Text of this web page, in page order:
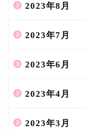
2023年8月
2023年7月
2023年6月
2023年4月
2023年3月